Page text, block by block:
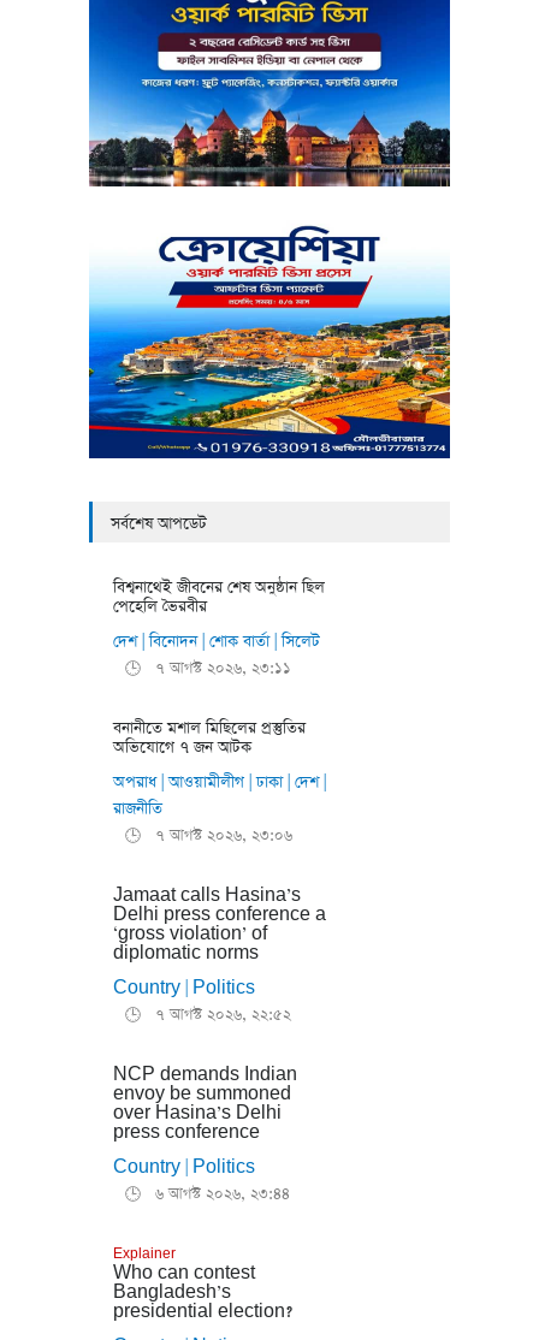
সর্বশেষ আপডেট
বিশ্বনাথেই জীবনের শেষ অনুষ্ঠান ছিল
পেহেলি ভৈরবীর
দেশ|বিনোদন| শোক বার্তা|সিলেট
🕒 ৭ আগস্ট ২০২৬, ২৩:১১
বনানীতে মশাল মিছিলের প্রস্তুতির
অভিযোগে ৭ জন আটক
অপরাধ|আওয়ামীলীগ |ঢাকা| দেশ|
রাজনীতি
🕒 ৭ আগস্ট ২০২৬, ২৩:০৬
Jamaat calls Hasina’s
Delhi press conference a
‘gross violation’ of
diplomatic norms
Country
Politics
🕒 ৭ আগস্ট ২০২৬, ২২:৫২
NCP demands Indian
envoy be summoned
over Hasina’s Delhi
press conference
Country
Politics
🕒 ৬ আগস্ট ২০২৬, ২৩:৪৪
Explainer
Who can contest
Bangladesh’s
presidential election?